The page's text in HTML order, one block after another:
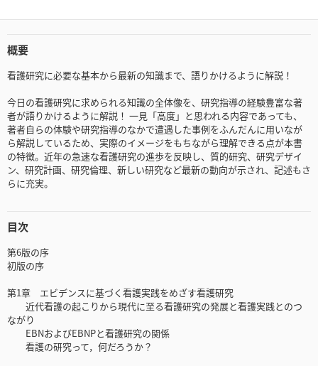
概要
看護研究に必要な基本から最新の知識まで、語りかけるように解説！
今日の看護研究に求められる知識の全体像を、研究指導の経験豊富な著
者が語りかけるように解説！ 一見「高度」と思われる内容であっても、
著者自らの体験や研究指導のなかで遭遇した事例をふんだんに用いなが
ら解説しているため、実際のイメージをもちながら理解できる点が本書
の特徴。近年の急速な看護研究の進歩を反映し、質的研究、研究デザイ
ン、研究計画、研究倫理、新しい研究など最新の動向が示され、記述もさ
らに充実。
目次
第6版の序
初版の序
第1章 エビデンスに基づく看護実践をめざす看護研究
近代看護の起こりから現代に至る看護研究の発展と看護実践とのつ
ながり
EBNおよびEBNPと看護研究の関係
看護の研究って，何だろうか？